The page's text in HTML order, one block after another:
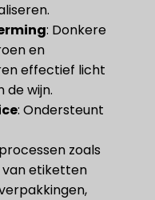
​: Donkere
en
effectief licht
de wijn.
​: Ondersteunt
zoals
van etiketten